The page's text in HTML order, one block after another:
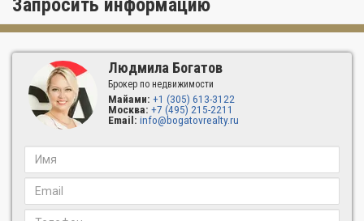
Запросить информацию
Людмила Богатов
Брокер по недвижимости
Майами: +1 (305) 613-3122
Москва: +7 (495) 215-2211
Email: info@bogatovrealty.ru